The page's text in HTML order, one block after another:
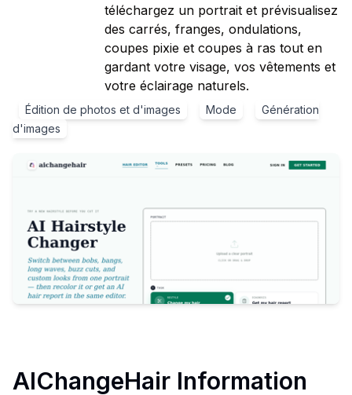
téléchargez un portrait et prévisualisez
des carrés, franges, ondulations,
coupes pixie et coupes à ras tout en
gardant votre visage, vos vêtements et
votre éclairage naturels.
Édition de photos et d'images Mode
Génération
d'images
AIChangeHair Information